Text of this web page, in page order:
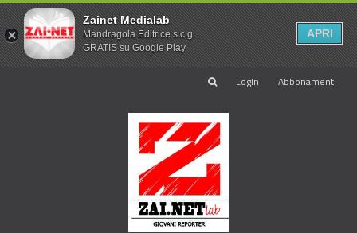
Login Abbonamenti
Zainet Medialab
Mandragola Editrice s.c.g.
GRATIS su Google Play
APRI